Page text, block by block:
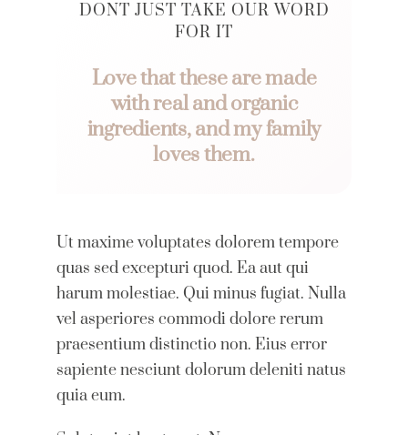
DONT JUST TAKE OUR WORD
FOR IT
Love that these are made
with real and organic
ingredients, and my family
loves them.
Ut maxime voluptates dolorem tempore
quas sed excepturi quod. Ea aut qui
harum molestiae. Qui minus fugiat. Nulla
vel asperiores commodi dolore rerum
praesentium distinctio non. Eius error
sapiente nesciunt dolorum deleniti natus
quia eum.